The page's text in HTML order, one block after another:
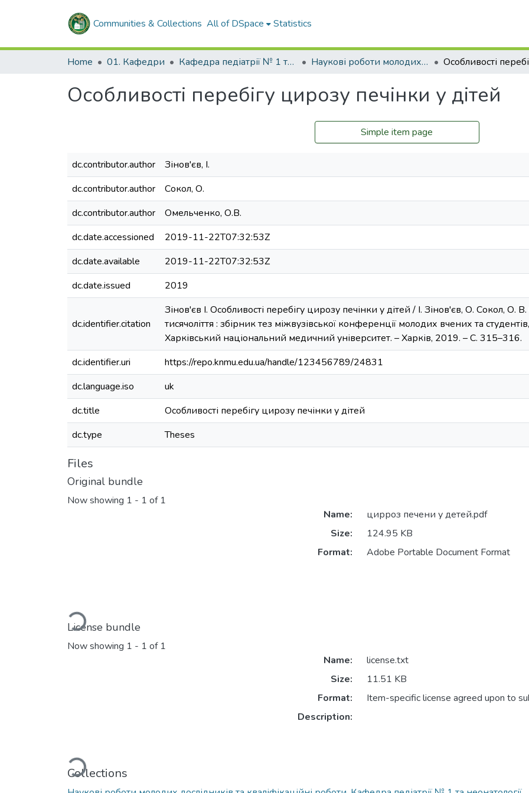
Communities & Collections All of DSpace Statistics
Home 01. Кафедри Кафедра педіатрії № 1 та неонатології Наукові роботи молодих дослідників та кваліфікаційні роботи. Кафедра педіатрії № 1 та неонатології
Особливості перебігу цирозу печінки у дітей
Simple item page
dc.contributor.author
Зінов'єв, І.
dc.contributor.author
Сокол, О.
dc.contributor.author
Омельченко, О.В.
dc.date.accessioned
2019-11-22T07:32:53Z
dc.date.available
2019-11-22T07:32:53Z
dc.date.issued
2019
dc.identifier.citation
Зінов'єв І. Особливості перебігу цирозу печінки у дітей / І. Зінов'єв, О. Сокол,
тисячоліття : збірник тез міжвузівської конференції молодих вчених та
Харківський національний медичний університет. – Харків, 2019. – С. 315–316.
dc.identifier.uri
https://repo.knmu.edu.ua/handle/123456789/24831
dc.language.iso
uk
dc.title
Особливості перебігу цирозу печінки у дітей
dc.type
Theses
Files
Original bundle
Now showing 1 - 1 of 1
Loading...
Name:
цирроз печени у детей.pdf
Size:
124.95 KB
Format:
Adobe Portable Document Format
License bundle
Now showing 1 - 1 of 1
Loading...
Name:
license.txt
Size:
11.51 KB
Format:
Item-specific license agreed upon to
Description:
Collections